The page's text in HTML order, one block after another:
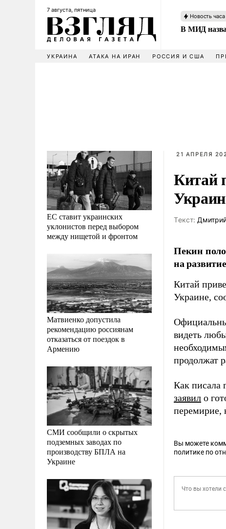
7 августа, пятница
Новость часа
В МИД
УКРАИНА АТАКА НА ИРАН РОССИЯ И США
ЕС ставит украинских
уклонистов перед выбором
между нищетой и фронтом
Матвиенко допустила
рекомендацию россиянам
отказаться от поездок в
Армению
СМИ сообщили о скрытых
подземных заводах по
производству БПЛА на
Украине
21 АПРЕЛЯ
Китай
Tекст:
Пекин
на
Китай
Украине,
видеть
продолжат
Как писала
заявил о
перемирие,
Вы можете
политике по